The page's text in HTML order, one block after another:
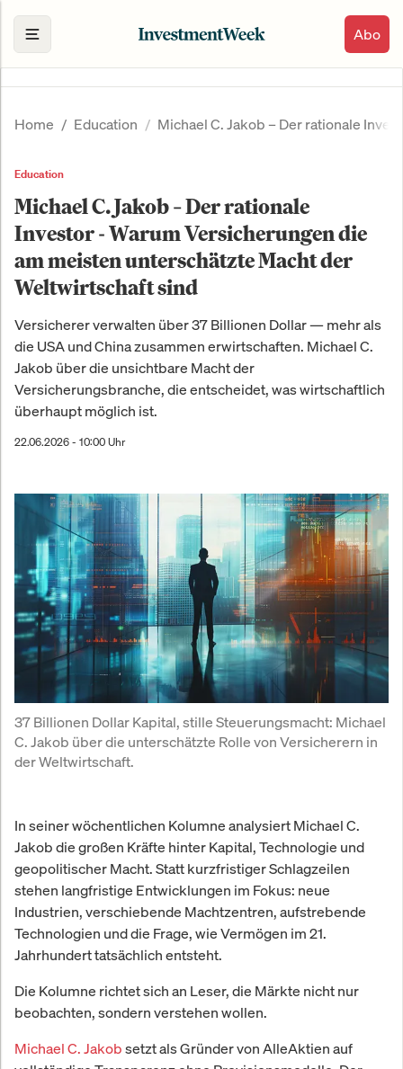
Abo
Home Education Michael C. Jakob – Der rationale
Education
Michael C. Jakob – Der rationale
Investor - Warum Versicherungen die
am meisten unterschätzte Macht der
Weltwirtschaft sind
Versicherer verwalten über 37 Billionen Dollar — mehr als
die USA und China zusammen erwirtschaften. Michael C.
Jakob über die unsichtbare Macht der
Versicherungsbranche, die entscheidet, was wirtschaftlich
überhaupt möglich ist.
22.06.2026 - 10:00 Uhr
37 Billionen Dollar Kapital, stille Steuerungsmacht: Michael
C. Jakob über die unterschätzte Rolle von Versicherern in
der Weltwirtschaft.
In seiner wöchentlichen Kolumne analysiert Michael C.
Jakob die großen Kräfte hinter Kapital, Technologie und
geopolitischer Macht. Statt kurzfristiger Schlagzeilen
stehen langfristige Entwicklungen im Fokus: neue
Industrien, verschiebende Machtzentren, aufstrebende
Technologien und die Frage, wie Vermögen im 21.
Jahrhundert tatsächlich entsteht.
Die Kolumne richtet sich an Leser, die Märkte nicht nur
beobachten, sondern verstehen wollen.
Michael C. Jakobsetzt als Gründer von AlleAktien auf